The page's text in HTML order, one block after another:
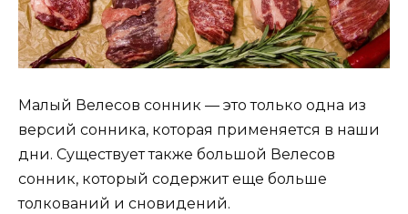
Малый Велесов сонник — это только одна из
версий сонника, которая применяется в наши
дни. Существует также большой Велесов
сонник, который содержит еще больше
толкований и сновидений.